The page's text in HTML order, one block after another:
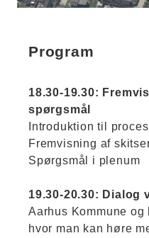
Program
18.30-19.30:
spørgsmål
Introduktion til proces
Fremvisning af
Spørgsmål i plenum
19.30-20.30: Dialog
Aarhus Kommune
hvor man kan høre